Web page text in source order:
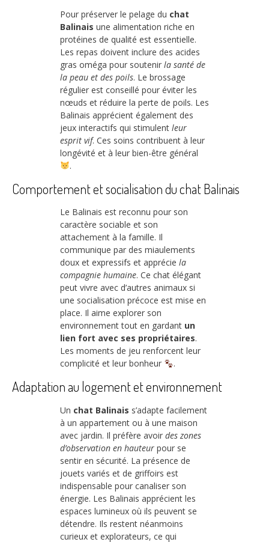
Pour préserver le pelage du chat
Balinais une alimentation riche en
protéines de qualité est essentielle.
Les repas doivent inclure des acides
gras oméga pour soutenir la santé de
la peau et des poils. Le brossage
régulier est conseillé pour éviter les
nœuds et réduire la perte de poils. Les
Balinais apprécient également des
jeux interactifs qui stimulent leur
esprit vif. Ces soins contribuent à leur
longévité et à leur bien-être général
.
Comportement et socialisation du chat Balinais
Le Balinais est reconnu pour son
caractère sociable et son
attachement à la famille. Il
communique par des miaulements
doux et expressifs et apprécie la
compagnie humaine. Ce chat élégant
peut vivre avec d’autres animaux si
une socialisation précoce est mise en
place. Il aime explorer son
environnement tout en gardant un
lien fort avec ses propriétaires.
Les moments de jeu renforcent leur
complicité et leur bonheur
.
Adaptation au logement et environnement
Un chat Balinais s’adapte facilement
à un appartement ou à une maison
avec jardin. Il préfère avoir des zones
d’observation en hauteur pour se
sentir en sécurité. La présence de
jouets variés et de griffoirs est
indispensable pour canaliser son
énergie. Les Balinais apprécient les
espaces lumineux où ils peuvent se
détendre. Ils restent néanmoins
curieux et explorateurs, ce qui